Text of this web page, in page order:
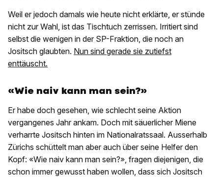
Weil er jedoch damals wie heute nicht erklärte, er stünde
nicht zur Wahl, ist das Tischtuch zerrissen. Irritiert sind
selbst die wenigen in der SP-Fraktion, die noch an
Jositsch glaubten. Nun sind gerade sie zutiefst
enttäuscht.
«Wie naiv kann man sein?»
Er habe doch gesehen, wie schlecht seine Aktion
vergangenes Jahr ankam. Doch mit säuerlicher Miene
verharrte Jositsch hinten im Nationalratssaal. Ausserhalb
Zürichs schüttelt man aber auch über seine Helfer den
Kopf: «Wie naiv kann man sein?», fragen diejenigen, die
schon immer gewusst haben wollen, dass sich Jositsch